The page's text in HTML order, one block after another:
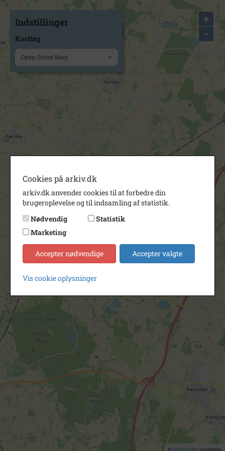
+
−
© OpenStreetMapcontributors.
Indstillinger
Kortlag
Open Street Map
Cookies på arkiv.dk
arkiv.dk anvender cookies til at forbedre din
brugeroplevelse og til indsamling af statistik.
Nødvendig
Statistik
Marketing
Accepter nødvendige Accepter valgte
Vis cookie oplysninger